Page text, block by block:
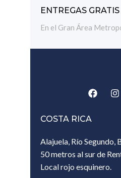
ENTREGAS GRATIS
En el Gran Área
COSTA RICA
Alajuela, Río Segundo,
50 metros al sur de
Local rojo esquinero.